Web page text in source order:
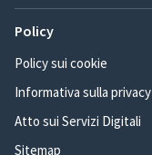
Policy
Policy sui cookie
Informativa sulla privacy
Atto sui Servizi Digitali
Sitemap